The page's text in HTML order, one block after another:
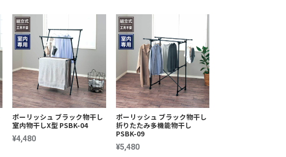
ポーリッシュ ブラック物干し
室内物干しX型 PSBK-04
¥4,480
ポーリッシュ ブラック物干し
折りたたみ多機能物干し
PSBK-09
¥5,480